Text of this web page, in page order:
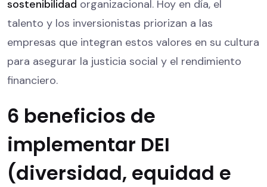
sostenibilidad organizacional. Hoy en día, el
talento y los inversionistas priorizan a las
empresas que integran estos valores en su cultura
para asegurar la justicia social y el rendimiento
financiero.
6 beneficios de
implementar DEI
(diversidad, equidad e